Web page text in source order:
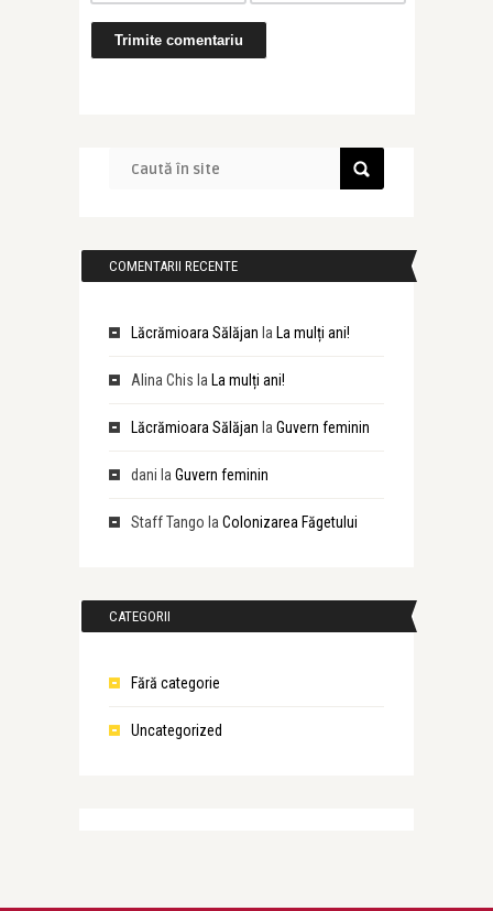
COMENTARII RECENTE
Lăcrămioara Sălăjan la La mulți ani!
Alina Chis la La mulți ani!
Lăcrămioara Sălăjan la Guvern feminin
dani la Guvern feminin
Staff Tango la Colonizarea Făgetului
CATEGORII
Fără categorie
Uncategorized